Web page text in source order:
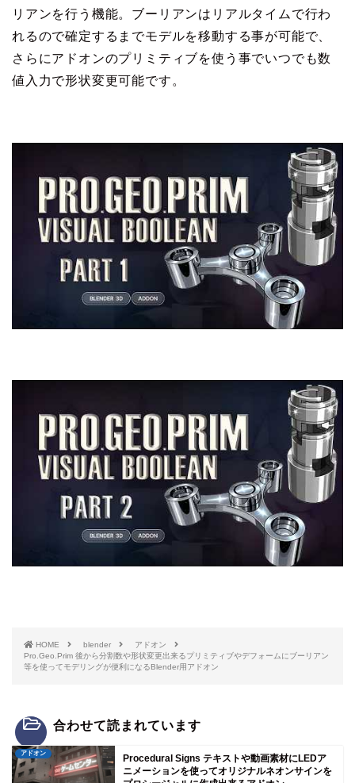
リアンを行う機能。ブーリアンはリアルタイムで行わ
れるので確定するまでモデルを移動する事が可能で、
さらにアドオンのプリミティブを使う事でいつでも数
値入力で形状変更可能です。
HOME blender
アドオン
Pro.Geo.Prim 後から分割数や形状変更出来るプリミティブやデフォームにブーリアン
等を使ってモデリングが便利になるBlender用アドオン
合わせて読まれています
アドオン
Procedural Signs テキストや動画素材にLEDア
ニメーションを使ってオリジナルネオンサインを